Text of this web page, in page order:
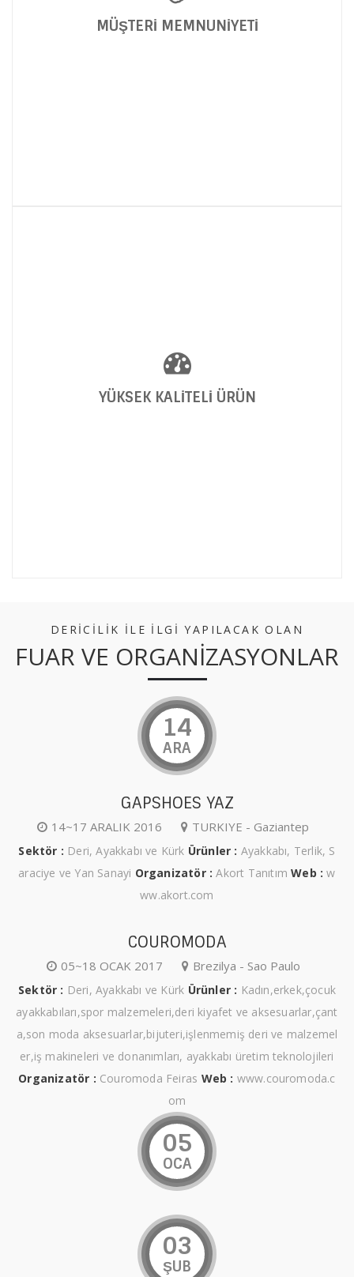
MÜŞTERİ MEMNUNİYETİ
YÜKSEK KALİTELİ ÜRÜN
DERİCİLİK İLE İLGİ YAPILACAK OLAN
FUAR VE ORGANİZASYONLAR
14
ARA
GAPSHOES YAZ
14~17 ARALIK 2016 TURKIYE - Gaziantep
Sektör : Deri, Ayakkabı ve Kürk Ürünler : Ayakkabı, Terlik, S
araciye ve Yan Sanayi Organizatör : Akort TanıtımWeb : w
ww.akort.com
COUROMODA
05~18 OCAK 2017 Brezilya - Sao Paulo
Sektör : Deri, Ayakkabı ve Kürk Ürünler : Kadın,erkek,çocuk
ayakkabıları,spor malzemeleri,deri kiyafet ve aksesuarlar,çant
a,son moda aksesuarlar,bijuteri,işlenmemiş deri ve malzemel
er,iş makineleri ve donanımları, ayakkabı üretim teknolojileri
Organizatör : Couromoda Feiras Web : www.couromoda.c
om
05
OCA
03
ŞUB